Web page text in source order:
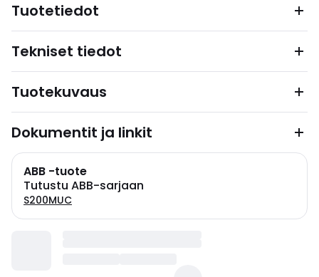
Tuotetiedot
Tekniset tiedot
Tuotekuvaus
Dokumentit ja linkit
ABB -tuote
Tutustu ABB-sarjaan
S200MUC